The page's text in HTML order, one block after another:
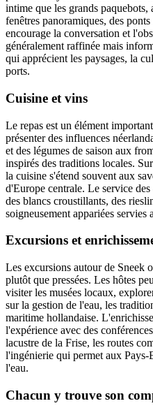
intime que les grands paquebots,
fenêtres panoramiques, des
encourage la conversation et
généralement raffinée mais
qui apprécient les paysages, la
ports.
Cuisine et vins
Le repas est un élément
présenter des influences
et des légumes de saison aux
inspirés des traditions locales.
la cuisine s'étend souvent aux
d'Europe centrale. Le service
des blancs croustillants, des
soigneusement appariées servies
Excursions et
Les excursions autour de Sneek
plutôt que pressées. Les hôtes
visiter les musées locaux,
sur la gestion de l'eau, les
maritime hollandaise.
l'expérience avec des
lacustre de la Frise, les routes
l'ingénierie qui permet aux
l'eau.
Chacun y trouve son